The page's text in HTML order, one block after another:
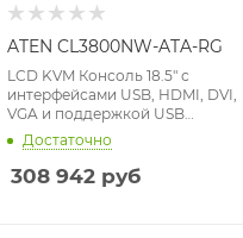
ATEN CL3800NW-ATA-RG
LCD KVM Консоль 18.5" с
интерфейсами USB, HDMI, DVI,
VGA и поддержкой USB
периферии, 1920x1080, Dual Rail
(1920x1080)
Достаточно
308 942 руб